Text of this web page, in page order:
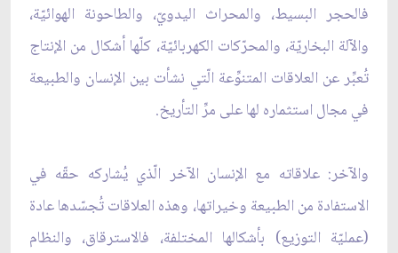
فالحجر البسيط، والمحراث اليدويّ، والطاحونة الهوائيّة،
والآلة البخاريّة، والمحرّكات الكهربائيّة، كلّها أشكال من الإنتاج
تُعبِّر عن العلاقات المتنوِّعة الّتي نشأت بين الإنسان والطبيعة
في مجال استثماره لها على مرِّ التأريخ.
والآخر: علاقاته مع الإنسان الآخر الّذي يُشاركه حقّه في
الاستفادة من الطبيعة وخيراتها، وهذه العلاقات تُجسّدها عادة
(عمليّة التوزيع) بأشكالها المختلفة، فالاسترقاق، والنظام